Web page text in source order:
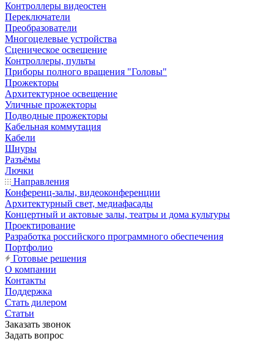
Контроллеры видеостен
Переключатели
Преобразователи
Многоцелевые устройства
Сценическое освещение
Контроллеры, пульты
Приборы полного вращения "Головы"
Прожекторы
Архитектурное освещение
Уличные прожекторы
Подводные прожекторы
Кабельная коммутация
Кабели
Шнуры
Разъёмы
Лючки
Направления
Конференц-залы, видеоконференции
Архитектурный свет, медиафасады
Концертный и актовые залы, театры и дома культуры
Проектирование
Разработка российского программного обеспечения
Портфолио
Готовые решения
О компании
Контакты
Поддержка
Стать дилером
Статьи
Заказать звонок
Задать вопрос